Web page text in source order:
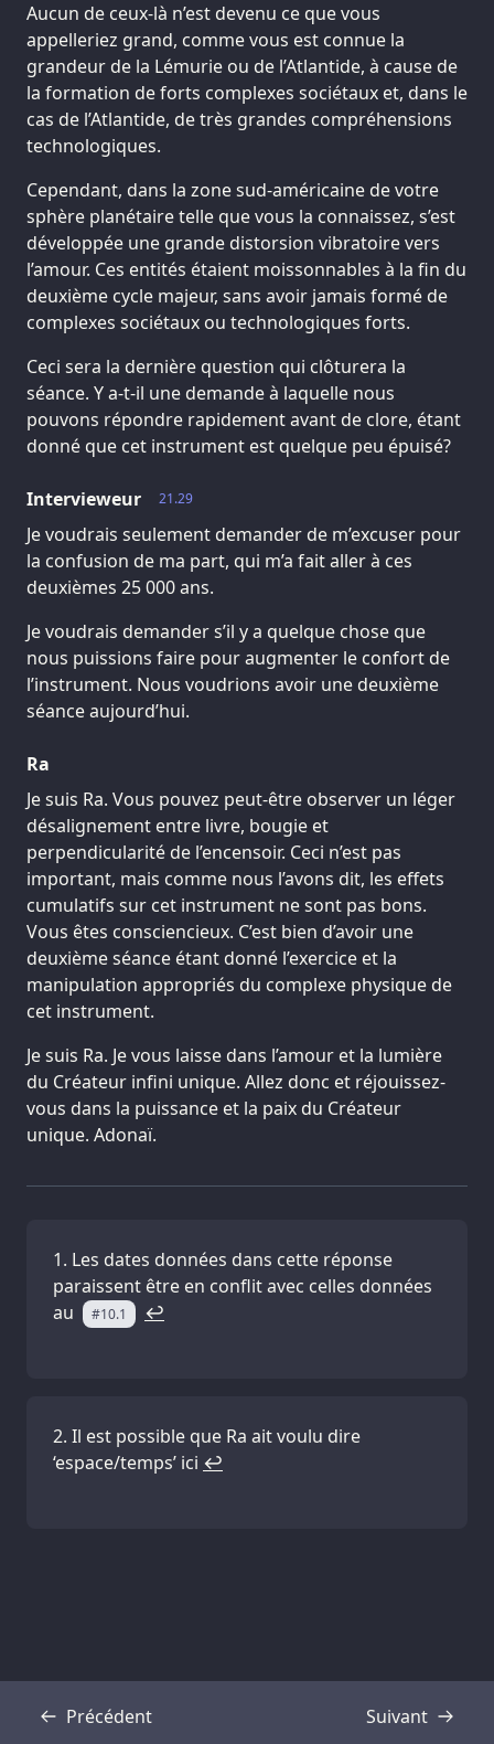
Aucun de ceux-là n’est devenu ce que vous
appelleriez grand, comme vous est connue la
grandeur de la Lémurie ou de l’Atlantide, à cause de
la formation de forts complexes sociétaux et, dans le
cas de l’Atlantide, de très grandes compréhensions
technologiques.
Cependant, dans la zone sud-américaine de votre
sphère planétaire telle que vous la connaissez, s’est
développée une grande distorsion vibratoire vers
l’amour. Ces entités étaient moissonnables à la fin du
deuxième cycle majeur, sans avoir jamais formé de
complexes sociétaux ou technologiques forts.
Ceci sera la dernière question qui clôturera la
séance. Y a-t-il une demande à laquelle nous
pouvons répondre rapidement avant de clore, étant
donné que cet instrument est quelque peu épuisé?
21.29
Intervieweur
Je voudrais seulement demander de m’excuser pour
la confusion de ma part, qui m’a fait aller à ces
deuxièmes 25 000 ans.
Je voudrais demander s’il y a quelque chose que
nous puissions faire pour augmenter le confort de
l’instrument. Nous voudrions avoir une deuxième
séance aujourd’hui.
Ra
Je suis Ra. Vous pouvez peut-être observer un léger
désalignement entre livre, bougie et
perpendicularité de l’encensoir. Ceci n’est pas
important, mais comme nous l’avons dit, les effets
cumulatifs sur cet instrument ne sont pas bons.
Vous êtes consciencieux. C’est bien d’avoir une
deuxième séance étant donné l’exercice et la
manipulation appropriés du complexe physique de
cet instrument.
Je suis Ra. Je vous laisse dans l’amour et la lumière
du Créateur infini unique. Allez donc et réjouissez-
vous dans la puissance et la paix du Créateur
unique. Adonaï.
Les dates données dans cette réponse
paraissent être en conflit avec celles données
au
#10.1 ↩
Il est possible que Ra ait voulu dire
‘espace/temps’ ici ↩
Précédent
Transcription Suivant
Transcription